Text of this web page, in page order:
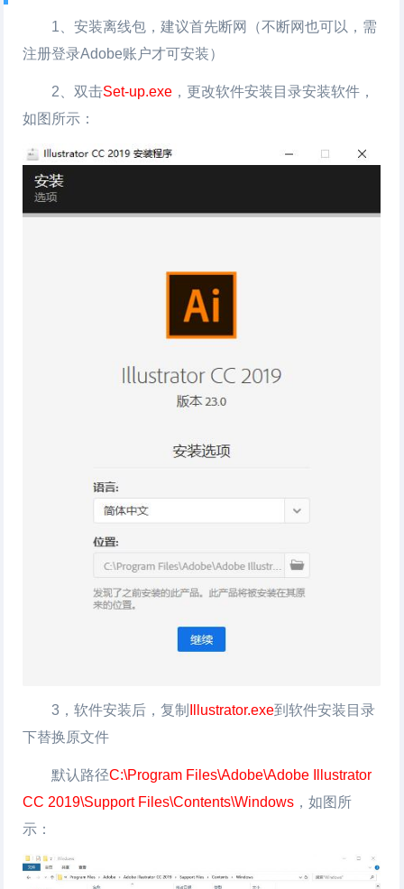
1、安装离线包，建议首先断网（不断网也可以，需
注册登录Adobe账户才可安装）
2、双击Set-up.exe ，更改软件安装目录安装软件，
如图所示：
3，软件安装后，复制 Illustrator.exe到软件安装目录
下替换原文件
默认路径C:\Program Files\Adobe\Adobe Illustrator
CC 2019\Support Files\Contents\Windows ，如图所
示：